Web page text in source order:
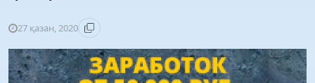
27 қазан, 2020